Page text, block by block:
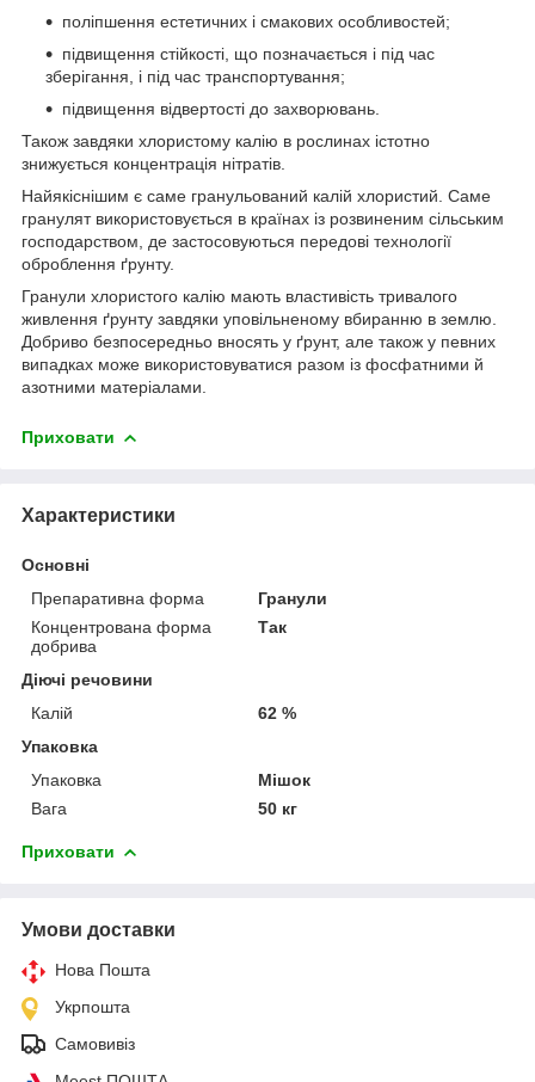
поліпшення естетичних і смакових особливостей;
підвищення стійкості, що позначається і під час
зберігання, і під час транспортування;
підвищення відвертості до захворювань.
Також завдяки хлористому калію в рослинах істотно
знижується концентрація нітратів.
Найякіснішим є саме гранульований калій хлористий. Саме
гранулят використовується в країнах із розвиненим сільським
господарством, де застосовуються передові технології
оброблення ґрунту.
Гранули хлористого калію мають властивість тривалого
живлення ґрунту завдяки уповільненому вбиранню в землю.
Добриво безпосередньо вносять у ґрунт, але також у певних
випадках може використовуватися разом із фосфатними й
азотними матеріалами.
Приховати
Характеристики
Основні
Препаративна форма
Гранули
Концентрована форма
добрива
Так
Діючі речовини
Калій
62 %
Упаковка
Упаковка
Мішок
Вага
50 кг
Приховати
Умови доставки
Нова Пошта
Укрпошта
Самовивіз